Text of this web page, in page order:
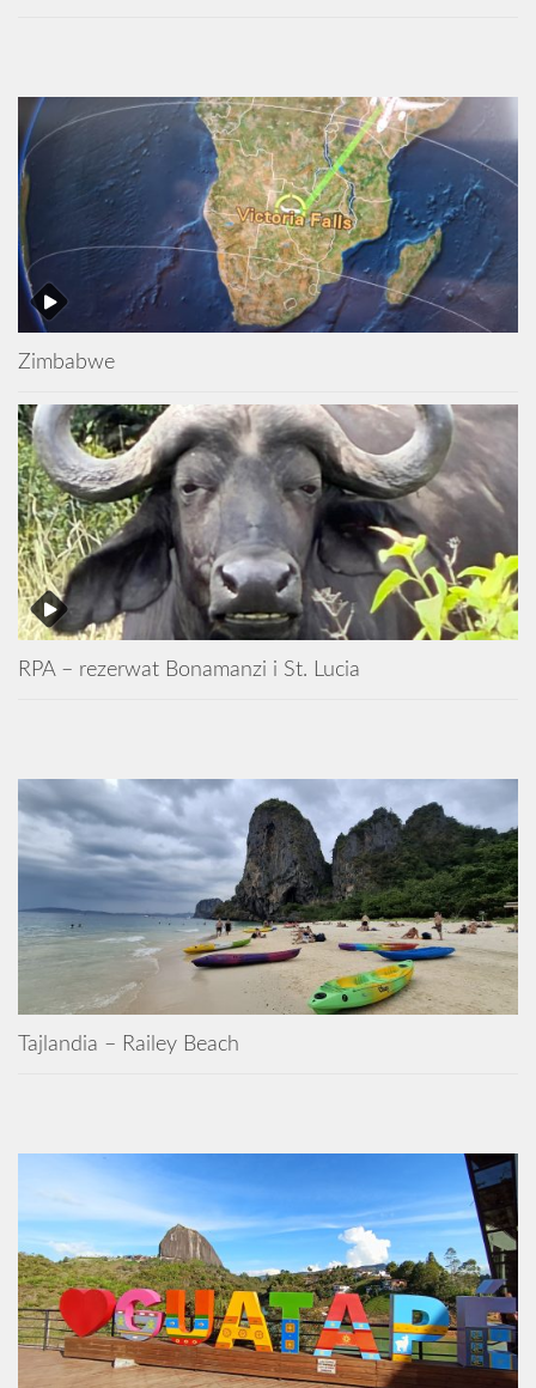
Zimbabwe
RPA – rezerwat Bonamanzi i St. Lucia
Tajlandia – Railey Beach